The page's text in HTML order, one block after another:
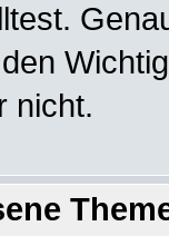
nicht.